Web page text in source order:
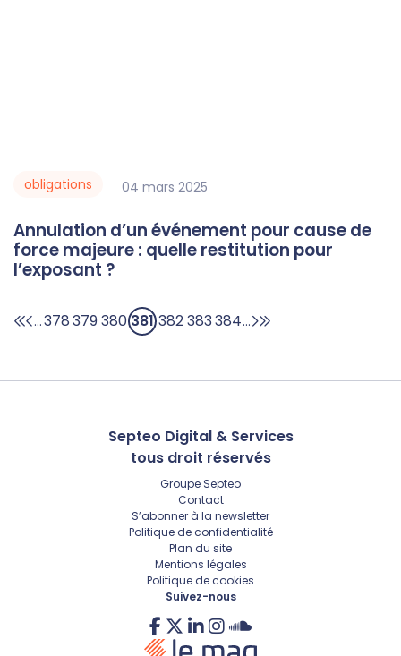
Annulation d’un événement pour cause de
force majeure : quelle restitution pour
l’exposant ?
04 mars 2025
obligations
...378379380381 382383384...
Septeo Digital & Services
tous droit réservés
Groupe Septeo
Contact
S’abonner à la newsletter
Politique de confidentialité
Plan du site
Mentions légales
Politique de cookies
Suivez-nous